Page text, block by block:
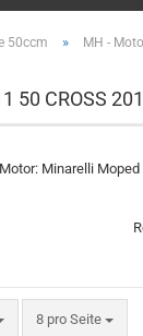
50ccm » MH -
50 CROSS
Motor: Minarelli
8 pro Seite
pro Seite